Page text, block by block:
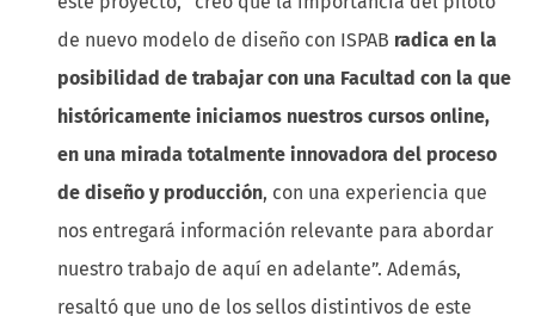
de nuevo modelo de diseño con ISPAB radica en la
posibilidad de trabajar con una Facultad con la que
históricamente iniciamos nuestros cursos online,
en una mirada totalmente innovadora del proceso
de diseño y producción, con una experiencia que
nos entregará información relevante para abordar
nuestro trabajo de aquí en adelante”. Además,
resaltó que uno de los sellos distintivos de este